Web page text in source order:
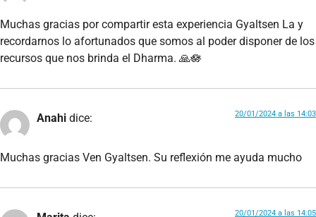
Muchas gracias por compartir esta experiencia Gyaltsen La y
recordarnos lo afortunados que somos al poder disponer de los
recursos que nos brinda el Dharma. 🙏🪷
Anahi dice: 20/01/2024 a las 14:03
Muchas gracias Ven Gyaltsen. Su reflexión me ayuda mucho
20/01/2024 a las 14:05